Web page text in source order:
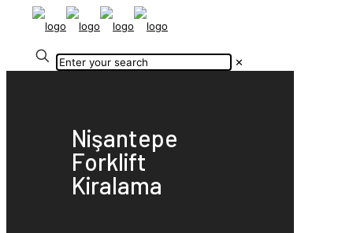
✕
Nişantepe
Forklift
Kiralama